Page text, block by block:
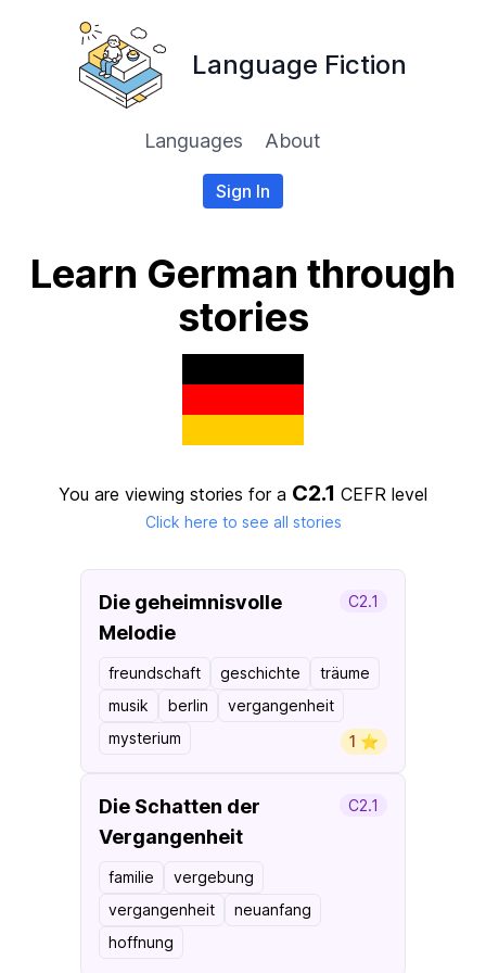
Language Fiction
Languages About
Sign In
Learn German through
stories
You are viewing stories for a C2.1 CEFR level
Click here to see all stories
Die geheimnisvolle
Melodie
C2.1
freundschaft geschichte
träume
musik
berlin
vergangenheit
mysterium
1 ⭐️
Die Schatten der
Vergangenheit
C2.1
familie
vergebung
vergangenheit
neuanfang
hoffnung